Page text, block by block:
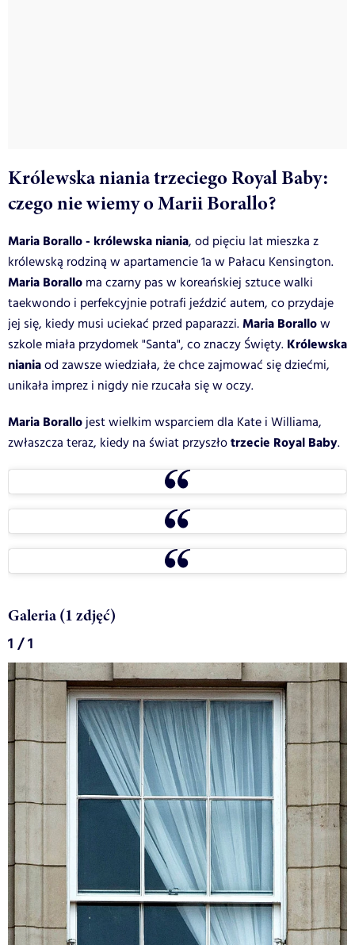
Królewska niania trzeciego Royal Baby:
czego nie wiemy o Marii Borallo?
Maria Borallo - królewska niania, od pięciu lat mieszka z
królewską rodziną w apartamencie 1a w Pałacu Kensington.
Maria Borallo ma czarny pas w koreańskiej sztuce walki
taekwondo i perfekcyjnie potrafi jeździć autem, co przydaje
jej się, kiedy musi uciekać przed paparazzi.Maria Borallow
szkole miała przydomek "Santa", co znaczy Święty. Królewska
nianiaod zawsze wiedziała, że chce zajmować się dziećmi,
unikała imprez i nigdy nie rzucała się w oczy.
Maria Borallojest wielkim wsparciem dla Kate i Williama,
zwłaszcza teraz, kiedy na świat przyszłotrzecie Royal Baby.
Galeria (1 zdjęć)
1 / 1